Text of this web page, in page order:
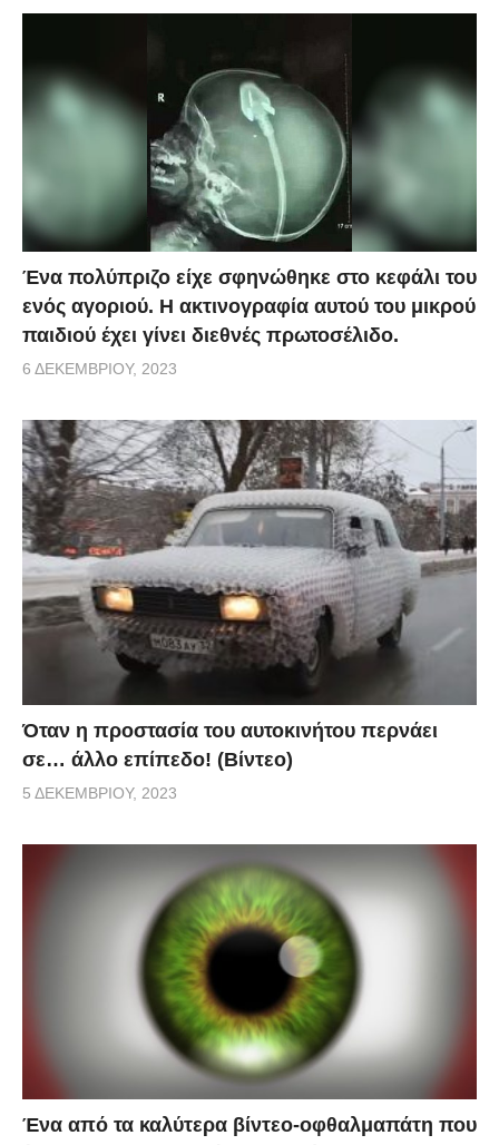
Ένα πολύπριζο είχε σφηνώθηκε στο κεφάλι του
ενός αγοριού. Η ακτινογραφία αυτού του μικρού
παιδιού έχει γίνει διεθνές πρωτοσέλιδο.
6 ΔΕΚΕΜΒΡΊΟΥ, 2023
Όταν η προστασία του αυτοκινήτου περνάει
σε… άλλο επίπεδο! (Βίντεο)
5 ΔΕΚΕΜΒΡΊΟΥ, 2023
Ένα από τα καλύτερα βίντεο-οφθαλμαπάτη που